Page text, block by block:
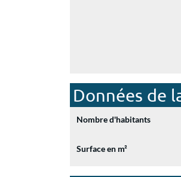
Données de
Nombre d'habitants
Surface en m²